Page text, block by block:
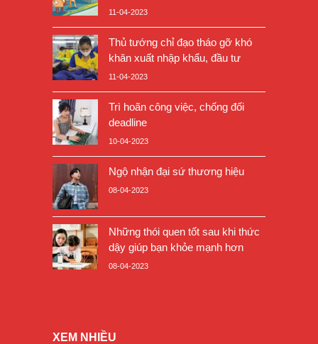
11-04-2023
Thủ tướng chỉ đạo tháo gỡ khó
khăn xuất nhập khẩu, đầu tư
11-04-2023
Trì hoãn công việc, chống đối
deadline
10-04-2023
Ngộ nhận đại sứ thương hiệu
08-04-2023
Những thói quen tốt sau khi thức
dậy giúp bạn khỏe mạnh hơn
08-04-2023
XEM NHIỀU